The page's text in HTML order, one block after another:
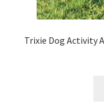
Trixie Dog Activity